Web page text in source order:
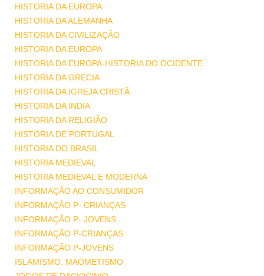
HISTORIA DA EUROPA
HISTORIA DA ALEMANHA
HISTORIA DA CIVILIZAÇÃO
HISTORIA DA EUROPA
HISTORIA DA EUROPA-HISTORIA DO OCIDENTE
HISTORIA DA GRECIA
HISTORIA DA IGREJA CRISTÃ
HISTORIA DA INDIA
HISTORIA DA RELIGIÃO
HISTORIA DE PORTUGAL
HISTORIA DO BRASIL
HISTORIA MEDIEVAL
HISTORIA MEDIEVAL E MODERNA
INFORMAÇÃO AO CONSUMIDOR
INFORMAÇÃO P- CRIANÇAS
INFORMAÇÃO P- JOVENS
INFORMAÇÃO P-CRIANÇAS
INFORMAÇÃO P-JOVENS
ISLAMISMO. MAOMETISMO